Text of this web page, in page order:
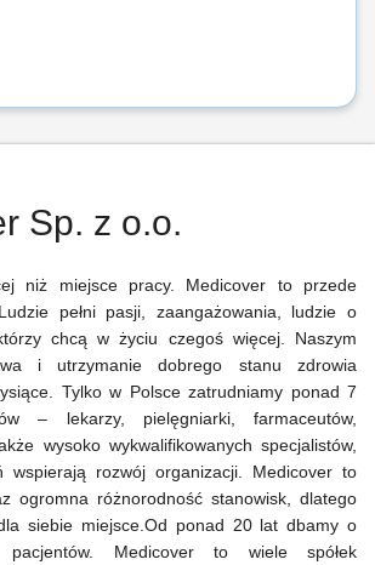
Sp. z o.o.
niż miejsce pracy. Medicover to przede
pełni pasji, zaangażowania, ludzie o
chcą w życiu czegoś więcej. Naszym
i utrzymanie dobrego stanu zdrowia
Tylko w Polsce zatrudniamy ponad 7
– lekarzy, pielęgniarki, farmaceutów,
wysoko wykwalifikowanych specjalistów,
wspierają rozwój organizacji. Medicover to
ogromna różnorodność stanowisk, dlatego
siebie miejsce.Od ponad 20 lat dbamy o
pacjentów. Medicover to wiele spółek